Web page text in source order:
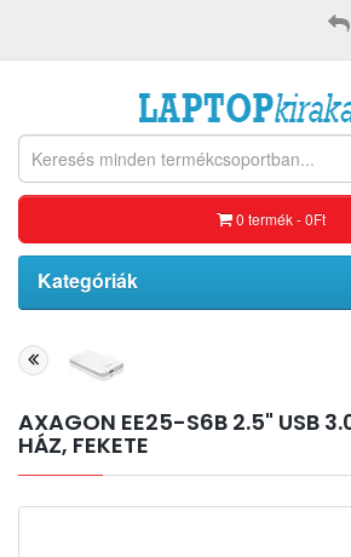
0 termék - 0Ft
Kategóriák
AXAGON EE25-S6B 2.5" USB
HÁZ, FEKETE